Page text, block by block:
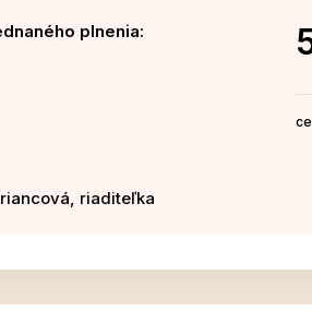
plnenia:
riaditeľka